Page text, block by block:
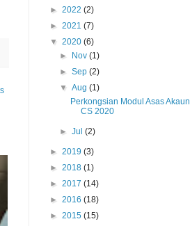
► 2022 (2)
► 2021 (7)
▼ 2020 (6)
►
Nov(1)
►Sep(2)
▼Aug(1)
Perkongsian Modul Asas Akaun
CS 2020
►Jul(2)
► 2019 (3)
► 2018 (1)
► 2017 (14)
► 2016 (18)
► 2015 (15)